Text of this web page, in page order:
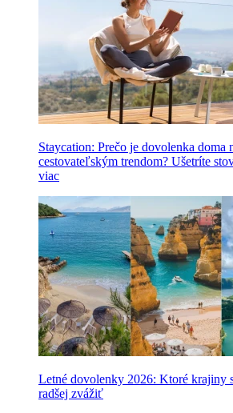
Staycation: Prečo je dovolenka doma
cestovateľským trendom? Ušetríte
viac
Letné dovolenky 2026: Ktoré krajiny
radšej zvážiť